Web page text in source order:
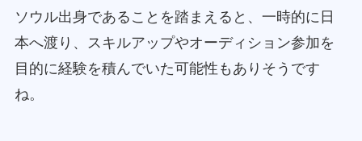
ソウル出身であることを踏まえると、一時的に日
本へ渡り、スキルアップやオーディション参加を
目的に経験を積んでいた可能性もありそうです
ね。